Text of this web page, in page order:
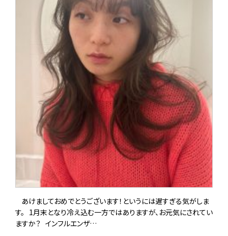
あけましておめでとうございます！というには遅すぎる気がしま
す。 1月末となり冷え込む一方ではありますが、お元気にされてい
ますか？ インフルエンザ…